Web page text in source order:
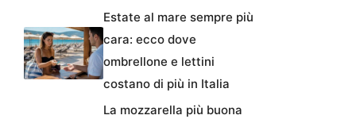
Estate al mare sempre più
cara: ecco dove
ombrellone e lettini
costano di più in Italia
La mozzarella più buona